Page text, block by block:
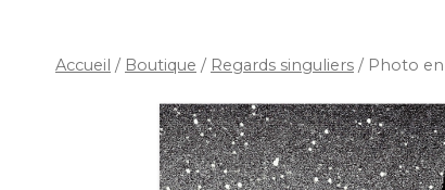
Accueil / Boutique / Regards singuliers / Photo